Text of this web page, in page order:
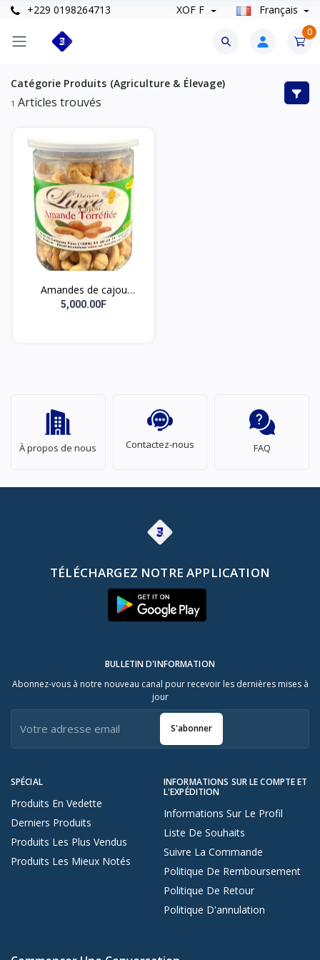
+229 0198264713 XOF F Français
0
Catégorie Produits (Agriculture & Élevage)
1 Articles trouvés
Amandes de cajou
torréfiées du Bénin –
5,000.00F
À propos de nous Contactez-nous FAQ
TÉLÉCHARGEZ NOTRE APPLICATION
SPÉCIAL
Produits En Vedette
Derniers Produits
Produits Les Plus Vendus
Produits Les Mieux Notés
INFORMATIONS SUR LE COMPTE ET
L'EXPÉDITION
Informations Sur Le Profil
Liste De Souhaits
Suivre La Commande
Politique De Remboursement
Politique De Retour
Politique D'annulation
BULLETIN D'INFORMATION
Abonnez-vous à notre nouveau canal pour recevoir les dernières mises à
jour
S'abonner